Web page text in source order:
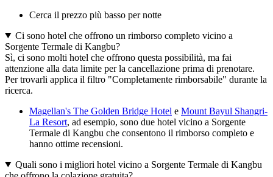
Cerca il prezzo più basso per notte
Ci sono hotel che offrono un rimborso completo vicino a
Sorgente Termale di Kangbu?
Sì, ci sono molti hotel che offrono questa possibilità, ma fai
attenzione alla data limite per la cancellazione prima di prenotare.
Per trovarli applica il filtro "Completamente rimborsabile" durante la
ricerca.
Magellan's The Golden Bridge Hotel e Mount Bayul Shangri-
La Resort, ad esempio, sono due hotel vicino a Sorgente
Termale di Kangbu che consentono il rimborso completo e
hanno ottime recensioni.
Quali sono i migliori hotel vicino a Sorgente Termale di Kangbu